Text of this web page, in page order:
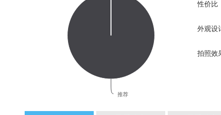
推荐
性价比
外观设
拍照效